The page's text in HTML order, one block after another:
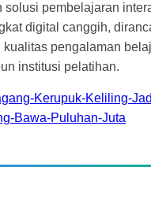
solusi pembelajaran
digital canggih,
kualitas pengalaman
institusi pelatihan.
Kerupuk-Keliling-
Bawa-Puluhan-Juta